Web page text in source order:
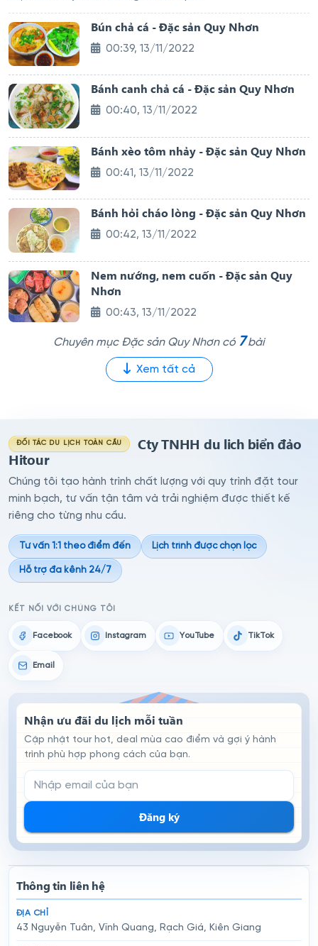
Bún chả cá - Đặc sản Quy Nhơn
00:39, 13/11/2022
Bánh canh chả cá - Đặc sản Quy Nhơn
00:40, 13/11/2022
Bánh xèo tôm nhảy - Đặc sản Quy Nhơn
00:41, 13/11/2022
Bánh hỏi cháo lòng - Đặc sản Quy Nhơn
00:42, 13/11/2022
Nem nướng, nem cuốn - Đặc sản Quy
Nhơn
00:43, 13/11/2022
Chuyên mục Đặc sản Quy Nhơn có 7bài
Xem tất cả
ĐỐI TÁC DU LỊCH TOÀN CẦU
Cty TNHH du lich biển đảo
Hitour
Chúng tôi tạo hành trình chất lượng với quy trình đặt tour
minh bạch, tư vấn tận tâm và trải nghiệm được thiết kế
riêng cho từng nhu cầu.
Tư vấn 1:1 theo điểm đến Lịch trình được chọn lọc
Hỗ trợ đa kênh 24/7
KẾT NỐI VỚI CHÚNG TÔI
Facebook Instagram YouTube TikTok
Email
Nhận ưu đãi du lịch mỗi tuần
Cập nhật tour hot, deal mùa cao điểm và gợi ý hành
trình phù hợp phong cách của bạn.
Email đăng ký nhận tin
Đăng ký
Thông tin liên hệ
ĐỊA CHỈ
43 Nguyễn Tuân, Vĩnh Quang, Rạch Giá, Kiên Giang